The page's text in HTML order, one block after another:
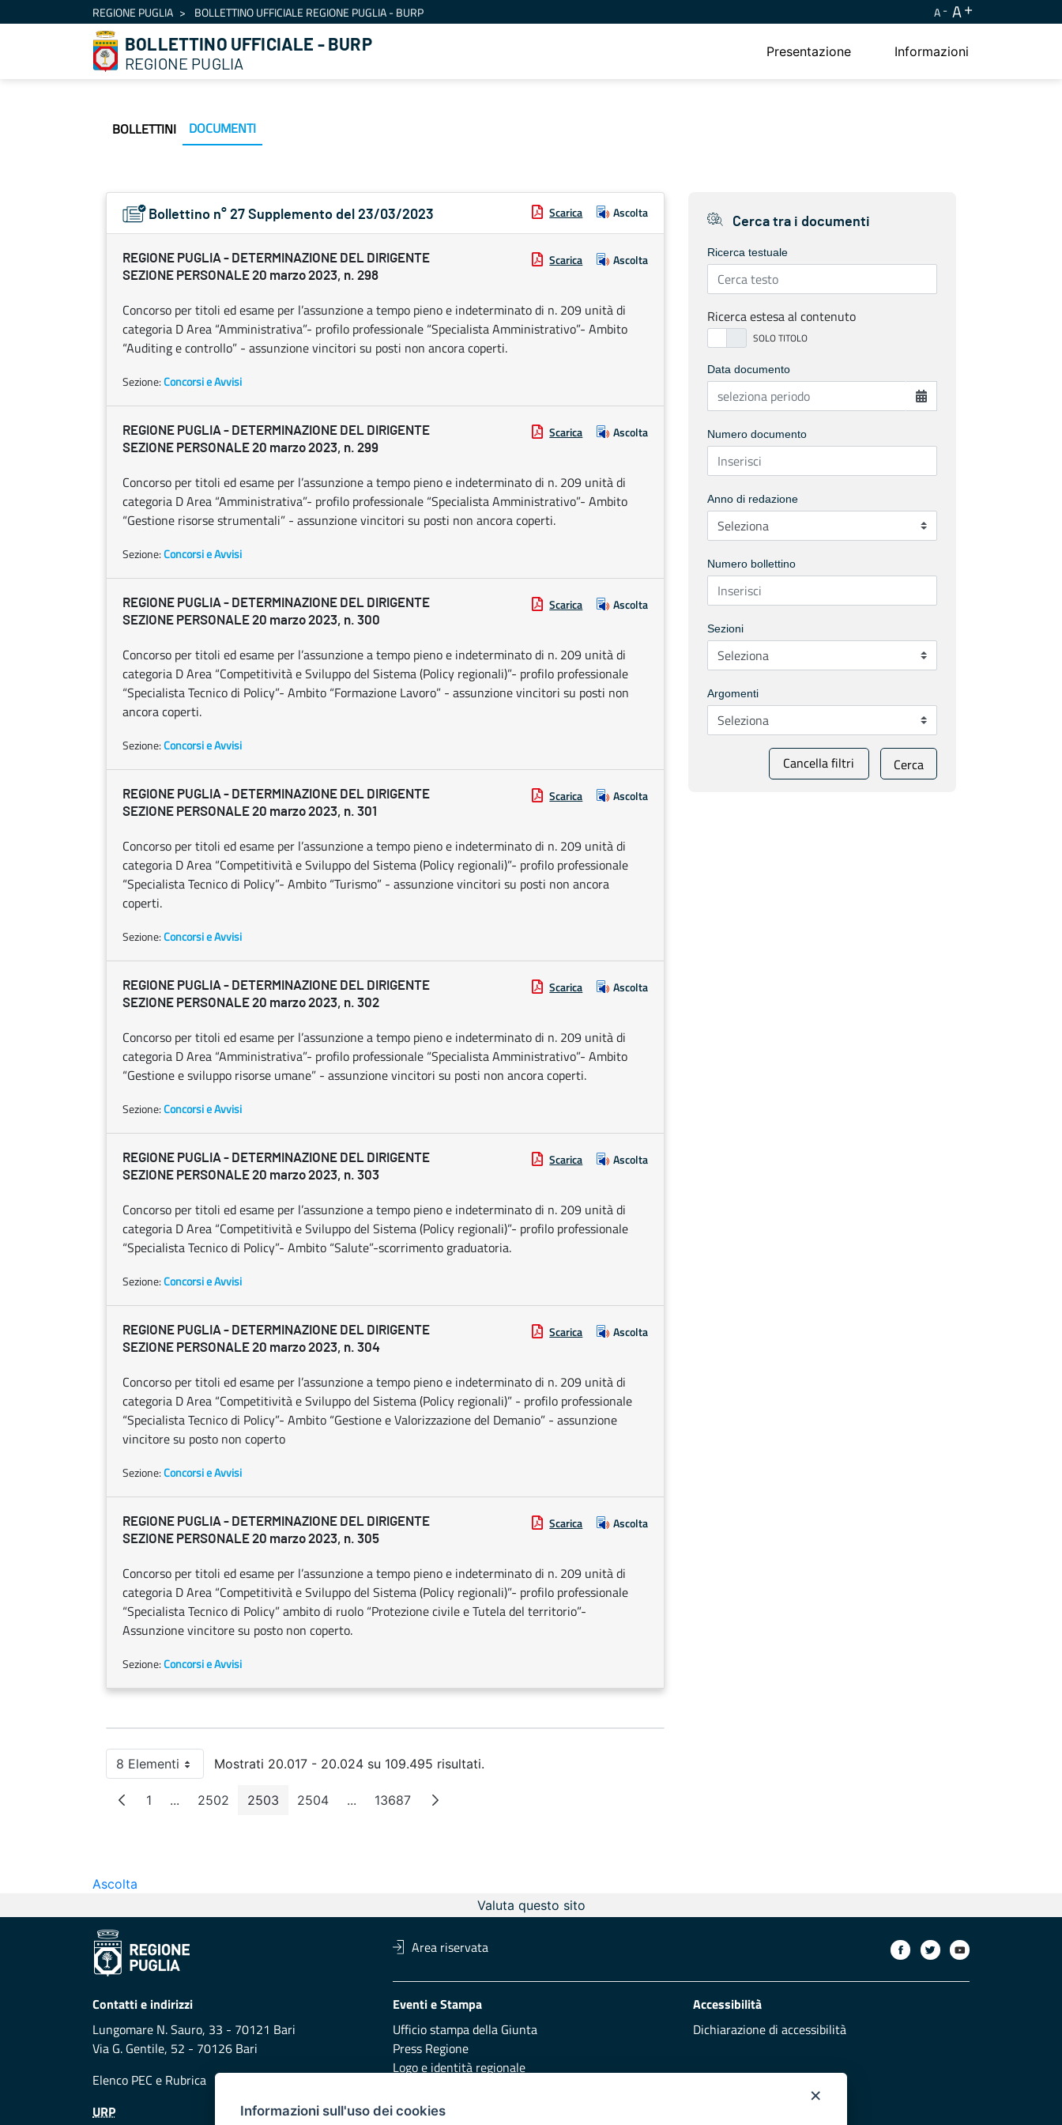
Salta al contenutoREGIONE PUGLIA BOLLETTINO UFFICIALE REGIONE PUGLIA - BURP A A
BOLLETTINO UFFICIALE - BURP
REGIONE PUGLIA
Presentazione Informazioni
BOLLETTINI DOCUMENTI
Bollettino n° 27 Supplemento del 23/03/2023 Scarica Ascolta
REGIONE PUGLIA - DETERMINAZIONE DEL DIRIGENTE
SEZIONE PERSONALE 20 marzo 2023, n. 298
Scarica Ascolta
Concorso per titoli ed esame per l’assunzione a tempo pieno e indeterminato di n. 209 unità di
categoria D Area “Amministrativa”- profilo professionale “Specialista Amministrativo”- Ambito
“Auditing e controllo” - assunzione vincitori su posti non ancora coperti.
Sezione:Concorsi e Avvisi
REGIONE PUGLIA - DETERMINAZIONE DEL DIRIGENTE
SEZIONE PERSONALE 20 marzo 2023, n. 299
Scarica Ascolta
Concorso per titoli ed esame per l’assunzione a tempo pieno e indeterminato di n. 209 unità di
categoria D Area “Amministrativa”- profilo professionale “Specialista Amministrativo”- Ambito
“Gestione risorse strumentali” - assunzione vincitori su posti non ancora coperti.
Sezione:Concorsi e Avvisi
REGIONE PUGLIA - DETERMINAZIONE DEL DIRIGENTE
SEZIONE PERSONALE 20 marzo 2023, n. 300
Scarica Ascolta
Concorso per titoli ed esame per l’assunzione a tempo pieno e indeterminato di n. 209 unità di
categoria D Area “Competitività e Sviluppo del Sistema (Policy regionali)”- profilo professionale
“Specialista Tecnico di Policy”- Ambito “Formazione Lavoro” - assunzione vincitori su posti non
ancora coperti.
Sezione:Concorsi e Avvisi
REGIONE PUGLIA - DETERMINAZIONE DEL DIRIGENTE
SEZIONE PERSONALE 20 marzo 2023, n. 301
Scarica Ascolta
Concorso per titoli ed esame per l’assunzione a tempo pieno e indeterminato di n. 209 unità di
categoria D Area “Competitività e Sviluppo del Sistema (Policy regionali)”- profilo professionale
“Specialista Tecnico di Policy”- Ambito “Turismo” - assunzione vincitori su posti non ancora
coperti.
Sezione:Concorsi e Avvisi
REGIONE PUGLIA - DETERMINAZIONE DEL DIRIGENTE
SEZIONE PERSONALE 20 marzo 2023, n. 302
Scarica Ascolta
Concorso per titoli ed esame per l’assunzione a tempo pieno e indeterminato di n. 209 unità di
categoria D Area “Amministrativa”- profilo professionale “Specialista Amministrativo”- Ambito
“Gestione e sviluppo risorse umane” - assunzione vincitori su posti non ancora coperti.
Sezione:Concorsi e Avvisi
REGIONE PUGLIA - DETERMINAZIONE DEL DIRIGENTE
SEZIONE PERSONALE 20 marzo 2023, n. 303
Scarica Ascolta
Concorso per titoli ed esame per l’assunzione a tempo pieno e indeterminato di n. 209 unità di
categoria D Area “Competitività e Sviluppo del Sistema (Policy regionali)”- profilo professionale
“Specialista Tecnico di Policy”- Ambito “Salute”-scorrimento graduatoria.
Sezione:Concorsi e Avvisi
REGIONE PUGLIA - DETERMINAZIONE DEL DIRIGENTE
SEZIONE PERSONALE 20 marzo 2023, n. 304
Scarica Ascolta
Concorso per titoli ed esame per l’assunzione a tempo pieno e indeterminato di n. 209 unità di
categoria D Area “Competitività e Sviluppo del Sistema (Policy regionali)” - profilo professionale
“Specialista Tecnico di Policy”- Ambito “Gestione e Valorizzazione del Demanio” - assunzione
vincitore su posto non coperto
Sezione:Concorsi e Avvisi
REGIONE PUGLIA - DETERMINAZIONE DEL DIRIGENTE
SEZIONE PERSONALE 20 marzo 2023, n. 305
Scarica Ascolta
Concorso per titoli ed esame per l’assunzione a tempo pieno e indeterminato di n. 209 unità di
categoria D Area “Competitività e Sviluppo del Sistema (Policy regionali)”- profilo professionale
“Specialista Tecnico di Policy” ambito di ruolo “Protezione civile e Tutela del territorio”-
Assunzione vincitore su posto non coperto.
Sezione:Concorsi e Avvisi
8 ElementiPer paginaMostrati 20.017 - 20.024 su 109.495 risultati.
Pagina
1 ...Pagine intermedie
Pagina
2502 Pagina
2503 Pagina
2504 ...Pagine intermedie
Pagina
13687
Cerca tra i documenti
Ricerca testuale
Ricerca estesa al contenuto
Data documento
Numero documento
Anno di redazione
Numero bollettino
Sezioni
Argomenti
Cancella filtri Cerca
Ascolta
Valuta questo sito
Area riservata
Contatti e indirizzi
Lungomare N. Sauro, 33 - 70121 Bari
Via G. Gentile, 52 - 70126 Bari
Elenco PEC e Rubrica
Eventi e Stampa
Ufficio stampa della Giunta
Press Regione
Logo e identità regionale
Accessibilità
Dichiarazione di accessibilità
URP Redazione
×
Informazioni sull'uso dei cookies